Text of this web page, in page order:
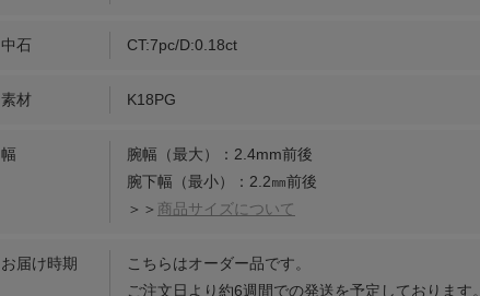
中石 CT:7pc/D:0.18ct
素材 K18PG
幅
腕幅（最大）：2.4mm前後
腕下幅（最小）：2.2㎜前後
＞＞ 商品サイズについて
お届け時期
こちらはオーダー品です。
ご注文日より約6週間での発送を予定しております。